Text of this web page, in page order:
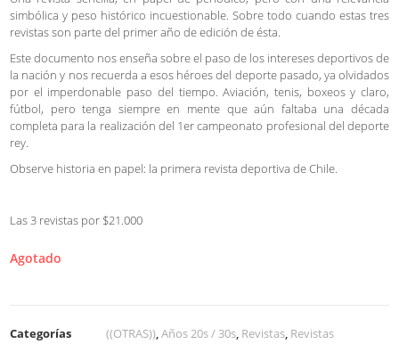
simbólica y peso histórico incuestionable. Sobre todo cuando estas tres
revistas son parte del primer año de edición de ésta.
Este documento nos enseña sobre el paso de los intereses deportivos de
la nación y nos recuerda a esos héroes del deporte pasado, ya olvidados
por el imperdonable paso del tiempo. Aviación, tenis, boxeos y claro,
fútbol, pero tenga siempre en mente que aún faltaba una década
completa para la realización del 1er campeonato profesional del deporte
rey.
Observe historia en papel: la primera revista deportiva de Chile.
Las 3 revistas por $21.000
Agotado
Categorías ((OTRAS)),Años 20s / 30s, Revistas, Revistas